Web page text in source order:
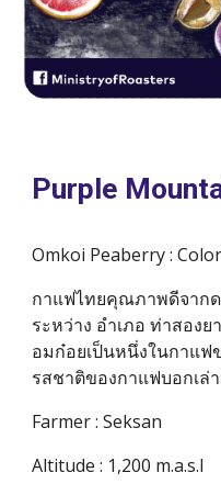
Purple
Omkoi Peaberry :
กาแฟไทยคุณภาพดีจากด
ระหว่าง อำเภอ ท่าสอง
อมก๋อยเป็นหนึ่งในกาแฟ
รสชาติของกาแฟบอกเล่
Farmer : Seksan
Altitude : 1,200 m.a.s.l